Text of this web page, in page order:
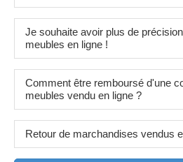
Je souhaite avoir plus de
meubles en ligne !
Comment être remboursé d'une
meubles vendu en ligne ?
Retour de marchandises vendus